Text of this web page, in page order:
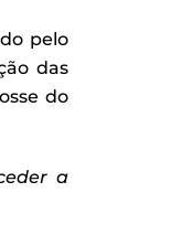
pelo
das
do
a